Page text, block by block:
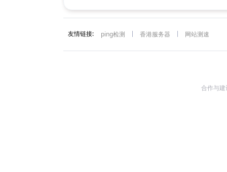
友情链接: ping检测 香港服务器 网站测速
合作与